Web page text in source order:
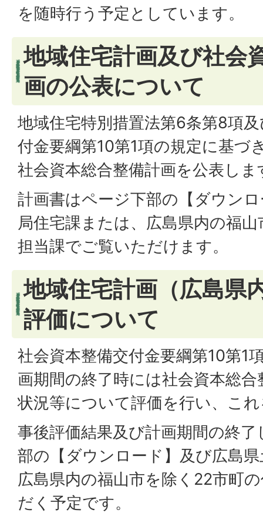
を随時行う予定としています。
地域住宅計画及び社会
画の公表について
地域住宅特別措置法第6条第8項
付金要綱第10第1項の規定に基づ
社会資本総合整備計画を公表しま
計画書はページ下部の【ダウン
局住宅課または、広島県内の福
担当課でご覧いただけます。
地域住宅計画（広島県
評価について
社会資本整備交付金要綱第10第1
画期間の終了時には社会資本総
状況等について評価を行い、こ
事後評価結果及び計画期間の終
部の【ダウンロード】及び広島
広島県内の福山市を除く22市町
だく予定です。